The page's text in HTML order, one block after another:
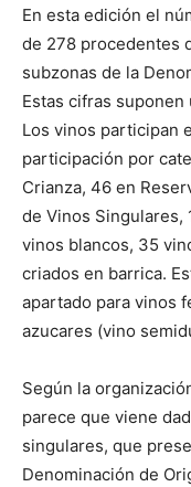
En esta edición el
de 278 procedentes
subzonas de la
Estas cifras
Los vinos participan
participación por
Crianza, 46 en
de Vinos Singulares,
vinos blancos, 35
criados en barrica.
apartado para vinos
azucares (vino
Según la
parece que viene
singulares, que
Denominación de